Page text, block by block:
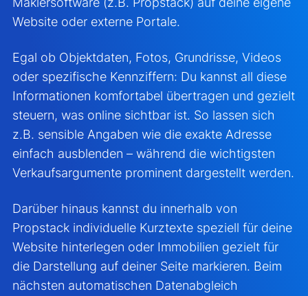
Website oder externe Portale.
Egal ob Objektdaten, Fotos, Grundrisse, Videos
oder spezifische Kennziffern: Du kannst all diese
Informationen komfortabel übertragen und gezielt
steuern, was online sichtbar ist. So lassen sich
z.B. sensible Angaben wie die exakte Adresse
einfach ausblenden – während die wichtigsten
Verkaufsargumente prominent dargestellt werden.
Darüber hinaus kannst du innerhalb von
Propstack individuelle Kurztexte speziell für deine
Website hinterlegen oder Immobilien gezielt für
die Darstellung auf deiner Seite markieren. Beim
nächsten automatischen Datenabgleich